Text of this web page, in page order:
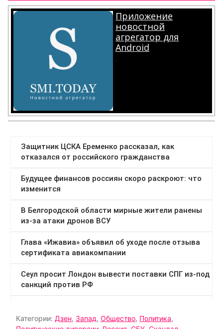
Приложение
новостной
агрегатор для
Android
.
Категории: Дзен, Запад, Общество, Политика,